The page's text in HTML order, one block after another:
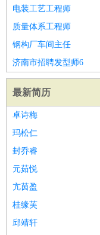
电装工艺工程师
质量体系工程师
钢构厂车间主任
济南市招聘发型师6
最新简历
卓诗梅
玛松仁
封乔睿
元茹悦
亢茵盈
桂缘芙
邱靖轩